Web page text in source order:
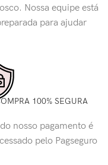
Nossa equipe está
para ajudar
100% SEGURA
nosso pagamento é
pelo Pagseguro